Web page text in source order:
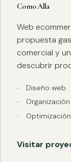
Como Alla
Web
propuesta
comercial y
descubrir
Diseño web
Visitar